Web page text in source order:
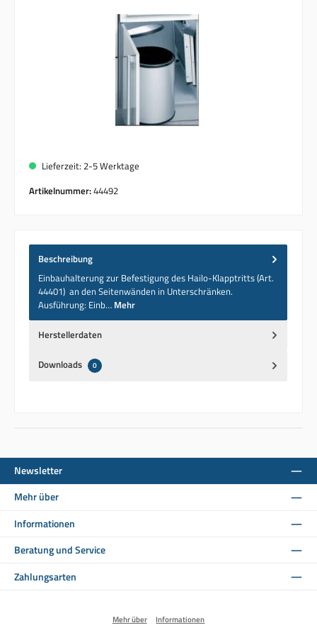
Lieferzeit: 2-5 Werktage
Artikelnummer:44492
Beschreibung
Einbauhalterung zur Befestigung des Hailo-Klapptritts (Art.
44401) an den Seitenwänden in Unterschränken.
Ausführung: Einb… Mehr
Herstellerdaten
Downloads 0
Newsletter
Mehr über
Informationen
Beratung und Service
Zahlungsarten
Mehr über Informationen